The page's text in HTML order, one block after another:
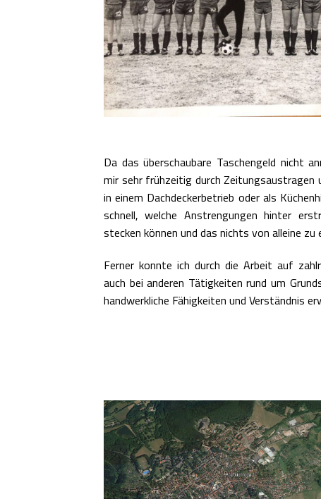
Da das überschaubare Taschengeld nicht
mir sehr frühzeitig durch Zeitungsaustragen
in einem Dachdeckerbetrieb oder als
schnell, welche Anstrengungen hinter
stecken können und das nichts von alleine zu
Ferner konnte ich durch die Arbeit auf
auch bei anderen Tätigkeiten rund um
handwerkliche Fähigkeiten und Verständnis